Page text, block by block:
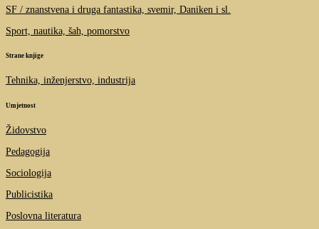
SF / znanstvena i druga fantastika, svemir, Daniken i sl.
Sport, nautika, šah, pomorstvo
Strane knjige
Tehnika, inženjerstvo, industrija
Umjetnost
Židovstvo
Pedagogija
Sociologija
Publicistika
Poslovna literatura